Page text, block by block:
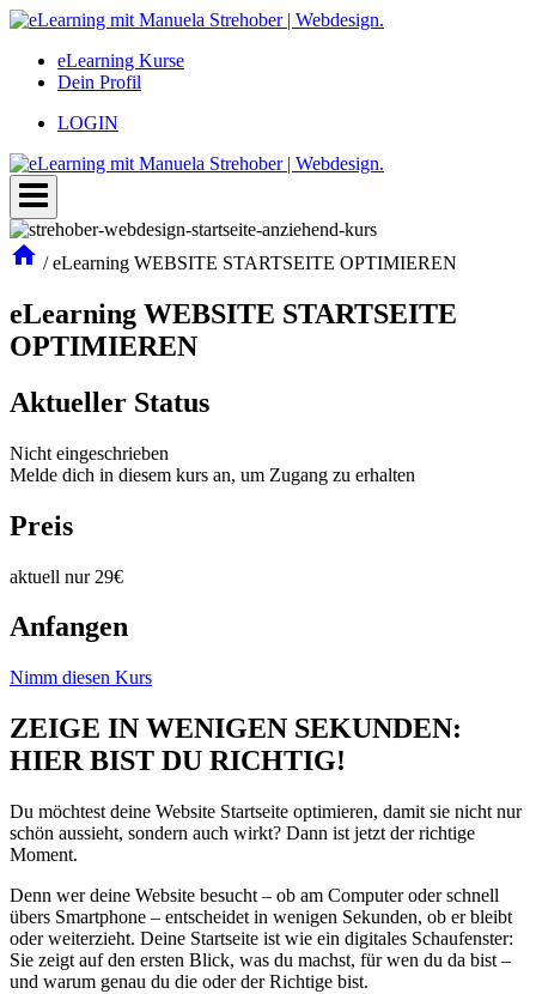
Zum
springeneLearning Kurse
Dein Profil
LOGIN
/ eLearning WEBSITE STARTSEITE OPTIMIEREN
eLearning WEBSITE STARTSEITE
OPTIMIEREN
Aktueller Status
Nicht eingeschrieben
Melde dich in diesem kurs an, um Zugang zu erhalten
Preis
aktuell nur 29€
Anfangen
Nimm diesen Kurs
ZEIGE IN WENIGEN SEKUNDEN:
HIER BIST DU RICHTIG!
Du möchtest deine Website Startseite optimieren, damit sie nicht nur
schön aussieht, sondern auch wirkt? Dann ist jetzt der richtige
Moment.
Denn wer deine Website besucht – ob am Computer oder schnell
übers Smartphone – entscheidet in wenigen Sekunden, ob er bleibt
oder weiterzieht. Deine Startseite ist wie ein digitales Schaufenster:
Sie zeigt auf den ersten Blick, was du machst, für wen du da bist –
und warum genau du die oder der Richtige bist.